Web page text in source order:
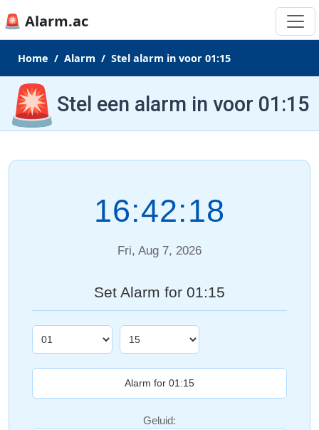
🚨 Alarm.ac
Home Alarm Stel alarm in voor 01:15
🚨 Stel een alarm in voor 01:15
16:42:18
Fri, Aug 7, 2026
Set Alarm for 01:15
Geluid: